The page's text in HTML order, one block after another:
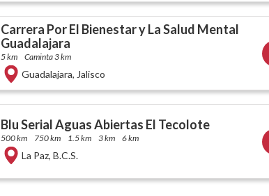
Carrera Por El Bienestar y La Salud Mental
Guadalajara
5 km Caminta 3 km
Guadalajara, Jalisco
Blu Serial Aguas Abiertas El Tecolote
500 km 750 km 1.5 km 3 km 6 km
La Paz, B.C.S.